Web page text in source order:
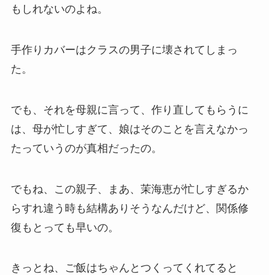
もしれないのよね。
手作りカバーはクラスの男子に壊されてしまっ
た。
でも、それを母親に言って、作り直してもらうに
は、母が忙しすぎて、娘はそのことを言えなかっ
たっていうのが真相だったの。
でもね、この親子、まあ、茉海恵が忙しすぎるか
らすれ違う時も結構ありそうなんだけど、関係修
復もとっても早いの。
きっとね、ご飯はちゃんとつくってくれてると